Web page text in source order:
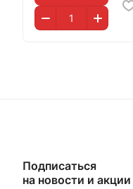
Подписаться
на новости и акции